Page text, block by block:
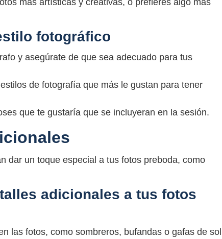
más artísticas y creativas, o prefieres algo más
fotográfico
y asegúrate de que sea adecuado para tus
de fotografía que más le gustan para tener
que te gustaría que se incluyeran en la sesión.
dar un toque especial a tus fotos preboda, como
adicionales a tus fotos
las fotos, como sombreros, bufandas o gafas de sol